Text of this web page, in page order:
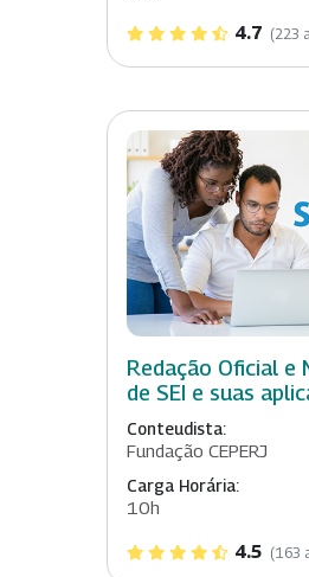
4.7 (223
Redação Oficial e
de SEI e suas
Conteudista:
Fundação CEPERJ
Carga Horária:
10h
4.5 (163